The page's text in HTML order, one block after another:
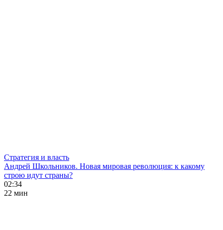
Стратегия и власть
Андрей Школьников. Новая мировая революция: к какому
строю идут страны?
02:34
22 мин